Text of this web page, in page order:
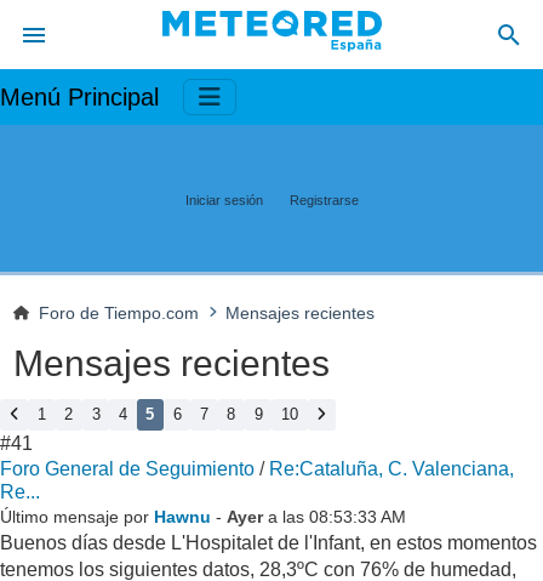
Menú Principal
Iniciar sesión Registrarse
Foro de Tiempo.com Mensajes recientes
Mensajes recientes
1 2 3 4 5 6 7 8 9 10
#41
Foro General de Seguimiento / Re:Cataluña, C. Valenciana,
Re...
Último mensaje por Hawnu - Ayera las 08:53:33 AM
Buenos días desde L'Hospitalet de l'Infant, en estos momentos
tenemos los siguientes datos, 28,3ºC con 76% de humedad,